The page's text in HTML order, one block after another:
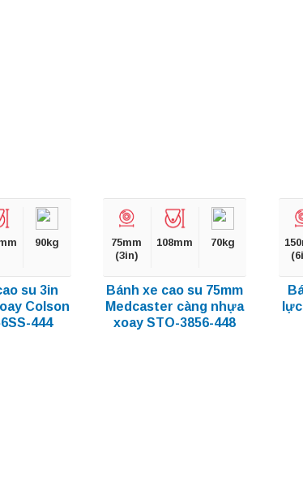
90kg
su 3in
Colson
444
75mm
(3in)
108mm 70kg
Bánh xe cao su 75mm
Medcaster càng nhựa
xoay STO-3856-448